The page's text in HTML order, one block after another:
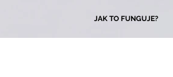
JAK TO FUNGUJE?